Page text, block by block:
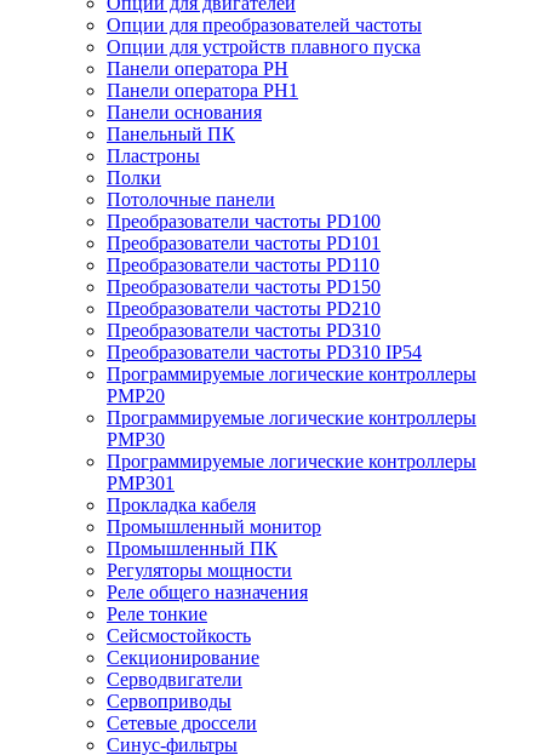
Опции для преобразователей частоты
Опции для устройств плавного пуска
Панели оператора PH
Панели оператора PH1
Панели основания
Панельный ПК
Пластроны
Полки
Потолочные панели
Преобразователи частоты PD100
Преобразователи частоты PD101
Преобразователи частоты PD110
Преобразователи частоты PD150
Преобразователи частоты PD210
Преобразователи частоты PD310
Преобразователи частоты PD310 IP54
Программируемые логические контроллеры
PMP20
Программируемые логические контроллеры
PMP30
Программируемые логические контроллеры
PMP301
Прокладка кабеля
Промышленный монитор
Промышленный ПК
Регуляторы мощности
Реле общего назначения
Реле тонкие
Сейсмостойкость
Секционирование
Серводвигатели
Сервоприводы
Сетевые дроссели
Синус-фильтры